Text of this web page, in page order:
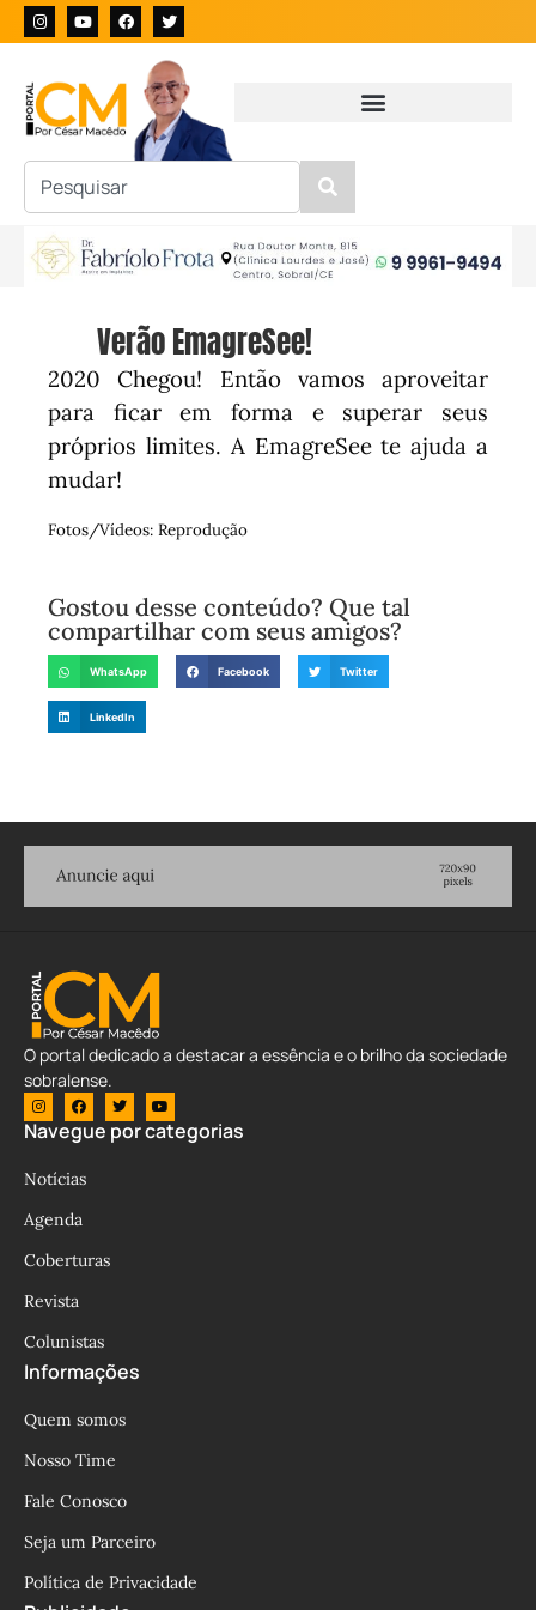
Verão EmagreSee!
2020 Chegou! Então vamos aproveitar
para ficar em forma e superar seus
próprios limites. A EmagreSee te ajuda a
mudar!
Fotos/Vídeos: Reprodução
Gostou desse conteúdo? Que tal
compartilhar com seus amigos?
WhatsApp Facebook Twitter
LinkedIn
O portal dedicado a destacar a essência e o brilho da sociedade
sobralense.
Navegue por categorias
Notícias
Agenda
Coberturas
Revista
Colunistas
Informações
Quem somos
Nosso Time
Fale Conosco
Seja um Parceiro
Política de Privacidade